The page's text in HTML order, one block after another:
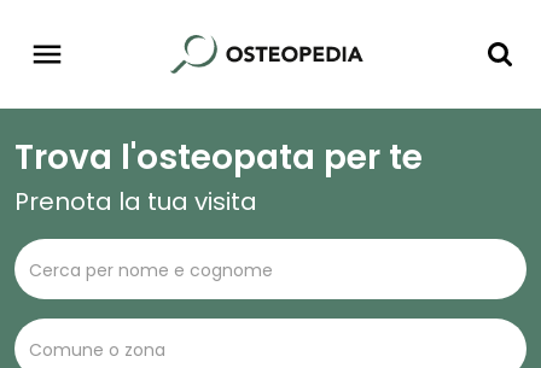
Trova l'osteopata per te
Prenota la tua visita